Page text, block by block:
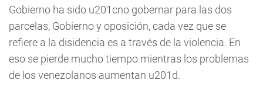
Gobierno ha sido u201cno gobernar para las dos
parcelas, Gobierno y oposición, cada vez que se
refiere a la disidencia es a través de la violencia. En
eso se pierde mucho tiempo mientras los problemas
de los venezolanos aumentan u201d.